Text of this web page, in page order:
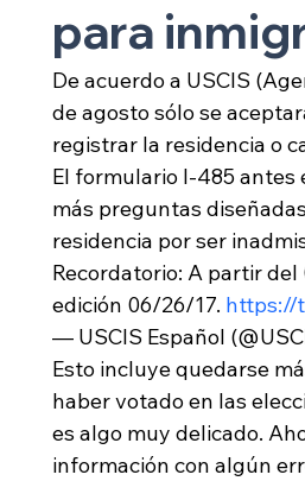
para
De acuerdo a USCIS
de agosto sólo se
registrar la residencia o
El formulario I-485 antes
más preguntas
residencia por ser
Recordatorio: A partir
edición 06/26/17. https://
— USCIS Español
Esto incluye quedarse
haber votado en las
es algo muy delicado.
información con algún